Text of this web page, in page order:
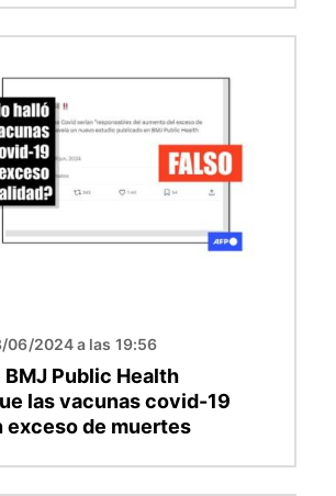
06/2024 a las 19:56
BMJ Public Health
las vacunas covid-19
exceso de muertes